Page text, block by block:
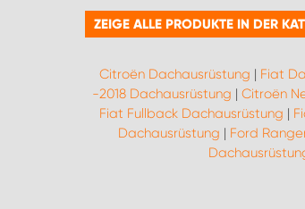
ZEIGE ALLE PRODUKTE IN DER
Citroën Dachausrüstung | Fiat
-2018 Dachausrüstung | Citroën
Fiat Fullback Dachausrüstung |
Dachausrüstung | Ford